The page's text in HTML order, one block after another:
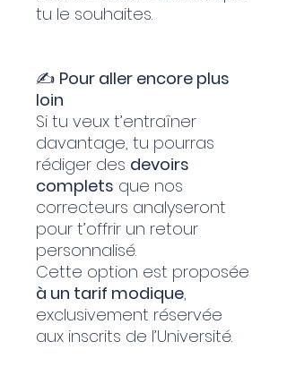
tu le souhaites.
✍️ Pour aller encore plus
loin
Si tu veux t’entraîner
davantage, tu pourras
rédiger des devoirs
complets que nos
correcteurs analyseront
pour t’offrir un retour
personnalisé.
Cette option est proposée
à un tarif modique,
exclusivement réservée
aux inscrits de l’Université.